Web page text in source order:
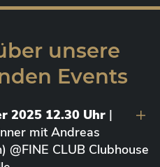
unsere
Events
2025 12.30 Uhr |
mit Andreas
CLUB Clubhouse